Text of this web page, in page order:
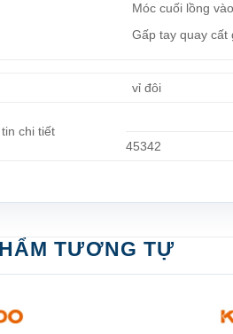
Móc cuối lồng
Gấp tay quay cất
vỉ đôi
chi tiết
45342
TƯƠNG TỰ